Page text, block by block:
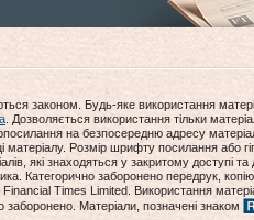
законом. Будь-яке використання
. Дозволяється використання тільки
на безпосередню адресу
Розмір шрифту посилання або
які знаходяться у закритому доступі та
Категорично заборонено передрук,
Times Limited. Використання
Матеріали, позначені знаком